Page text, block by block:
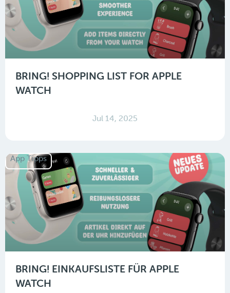
BRING! SHOPPING LIST FOR APPLE
WATCH
Jul 14, 2025
App Tipps
BRING! EINKAUFSLISTE FÜR APPLE
WATCH